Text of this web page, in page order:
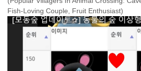
Fish-Loving Couple, Fruit Enthusiast)